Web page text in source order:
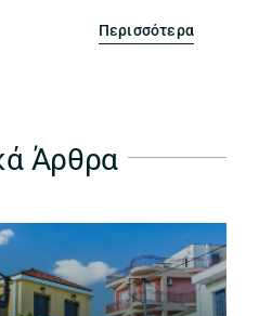
Περισσότερα
Άρθρα